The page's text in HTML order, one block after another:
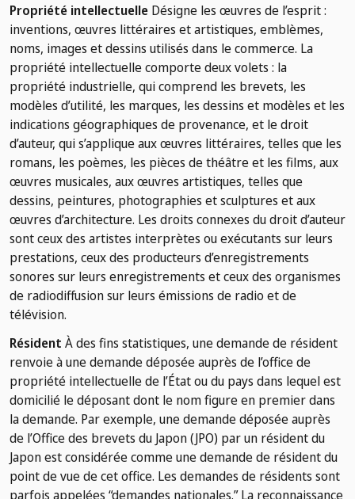
Propriété intellectuelle Désigne les œuvres de l’esprit :
inventions, œuvres littéraires et artistiques, emblèmes,
noms, images et dessins utilisés dans le commerce. La
propriété intellectuelle comporte deux volets : la
propriété industrielle, qui comprend les brevets, les
modèles d’utilité, les marques, les dessins et modèles et les
indications géographiques de provenance, et le droit
d’auteur, qui s’applique aux œuvres littéraires, telles que les
romans, les poèmes, les pièces de théâtre et les films, aux
œuvres musicales, aux œuvres artistiques, telles que
dessins, peintures, photographies et sculptures et aux
œuvres d’architecture. Les droits connexes du droit d’auteur
sont ceux des artistes interprètes ou exécutants sur leurs
prestations, ceux des producteurs d’enregistrements
sonores sur leurs enregistrements et ceux des organismes
de radiodiffusion sur leurs émissions de radio et de
télévision.
Résident À des fins statistiques, une demande de résident
renvoie à une demande déposée auprès de l’office de
propriété intellectuelle de l’État ou du pays dans lequel est
domicilié le déposant dont le nom figure en premier dans
la demande. Par exemple, une demande déposée auprès
de l’Office des brevets du Japon (JPO) par un résident du
Japon est considérée comme une demande de résident du
point de vue de cet office. Les demandes de résidents sont
parfois appelées “demandes nationales.” La reconnaissance